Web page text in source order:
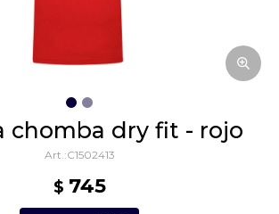
chomba dry fit - rojo
C1502413
$ 745